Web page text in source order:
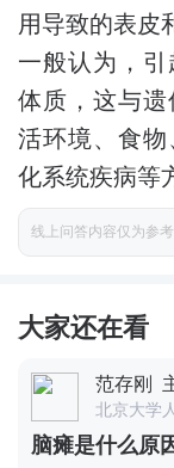
用导致的表皮
一般认为，
体质，这与
活环境、食
化系统疾病等
线上问答内容仅为参
大家还在看
范存刚
北京大学
脑瘫是什么原